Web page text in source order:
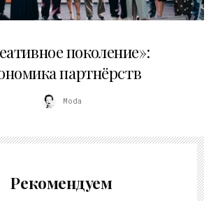
поколение»:
партнёрств
Moda
Рекомендуем